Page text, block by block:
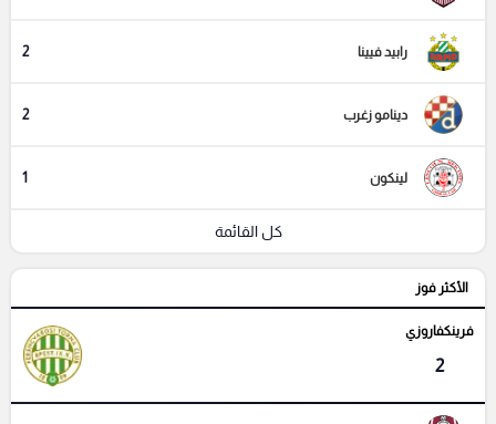
رابيد فيينا 2
دينامو زغرب 2
لينكون 1
كل القائمة
الأكثر فوز
فرينكفاروزي
2